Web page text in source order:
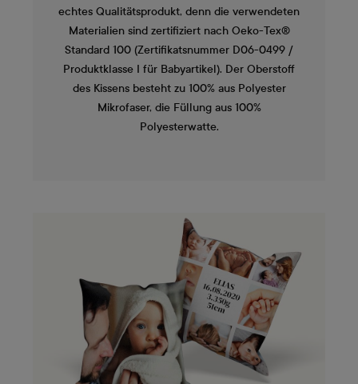
echtes Qualitätsprodukt, denn die verwendeten
Materialien sind zertifiziert nach Oeko-Tex®
Standard 100 (Zertifikatsnummer D06-0499 /
Produktklasse I für Babyartikel). Der Oberstoff
des Kissens besteht zu 100% aus Polyester
Mikrofaser, die Füllung aus 100%
Polyesterwatte.